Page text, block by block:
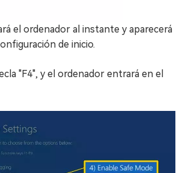
el ordenador al instante y aparecerá
de inicio.
"F4", y el ordenador entrará en el